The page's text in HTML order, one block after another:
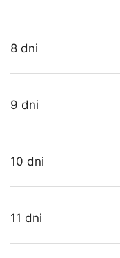
8 dni
9 dni
10 dni
11 dni